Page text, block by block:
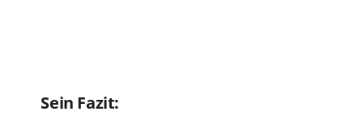
Sein Fazit: